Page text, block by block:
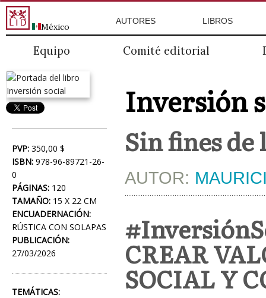
México
AUTORES LIBROS
Equipo Comité editorial
PVP: 350,00 $
ISBN: 978-96-89721-26-
0
PÁGINAS: 120
TAMAÑO: 15 X 22 CM
ENCUADERNACIÓN:
RÚSTICA CON SOLAPAS
PUBLICACIÓN:
27/03/2026
TEMÁTICAS:
Inversión
Sin fines
AUTOR:
CREAR
SOCIAL Y